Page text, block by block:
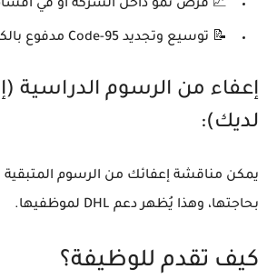
📈 فرص نمو داخل الشركة أو في
📝 توسيع وتجديد Code-95 مدفوع بالكامل.
إعفاء من الرسوم الدراسية
لديك):
يمكن مناقشة إعفائك من الرسوم
بحاجتها، وهذا يُظهر دعم DHL لموظفيها.
كيف تقدم للوظيفة؟